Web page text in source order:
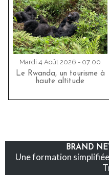
Mardi 4 Août 2026 - 07:00
Le Rwanda, un tourisme à
haute altitude
BRAND
Une formation